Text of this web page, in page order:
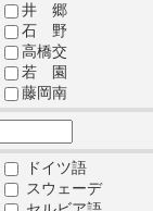
井 郷
石 野
高橋交
若 園
藤岡南
ドイツ語
スウェーデ